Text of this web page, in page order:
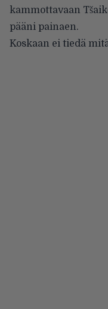
kammottavaan
pääni painaen.
Koskaan ei tiedä